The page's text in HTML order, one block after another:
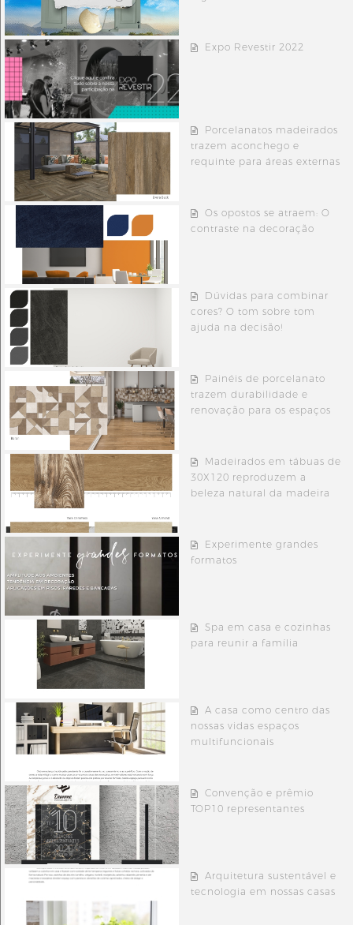
Expo Revestir 2022
Porcelanatos madeirados
trazem aconchego e
requinte para áreas externas
Os opostos se atraem: O
contraste na decoração
Dúvidas para combinar
cores? O tom sobre tom
ajuda na decisão!
Painéis de porcelanato
trazem durabilidade e
renovação para os espaços
Madeirados em tábuas de
30X120 reproduzem a
beleza natural da madeira
Experimente grandes
formatos
Spa em casa e cozinhas
para reunir a família
A casa como centro das
nossas vidas espaços
multifuncionais
Convenção e prêmio
TOP10 representantes
Arquitetura sustentável e
tecnologia em nossas casas